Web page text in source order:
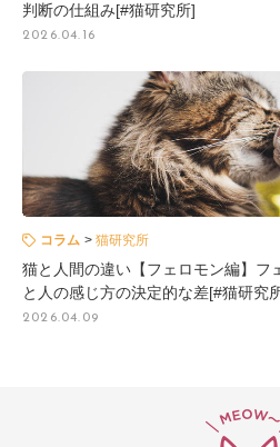
判断の仕組み[#猫研究所]
2026.04.16
コラム 猫研究所
猫と人間の違い【フェロモン編】フ
と人の感じ方の決定的な差[#猫研究
2026.04.09